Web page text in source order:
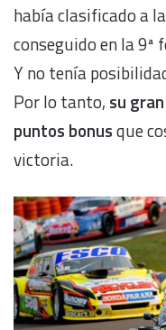
había clasificado a
conseguido en la 9ª
Y no tenía
Por lo tanto, su
puntos bonusque
victoria.